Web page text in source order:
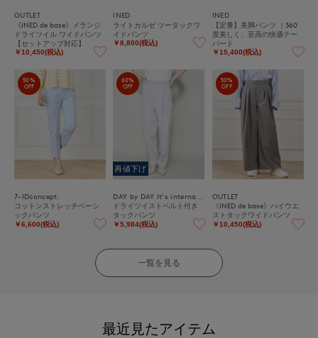
OUTLET
《INED de base》メランジ
ドライツイル ワイドパンツ
【セットアップ対応】
￥10,450(税込)
INED
ライトカルゼ ツータックワ
イドパンツ
￥8,800(税込)
INED
【定番】美脚パンツ ｜360
度美しく、至高の快適テー
パード
￥15,400(税込)
50%
OFF
7-IDconcept.
コットンストレッチベーシ
ックパンツ
￥6,600(税込)
60%
OFF
再値下げ
ドライツイストベルト付き
タックパンツ
￥5,984(税込)
50%
OFF
OUTLET
《INED de base》ハイウエ
ストタックワイドパンツ
￥10,450(税込)
一覧を見る
最近見たアイテム